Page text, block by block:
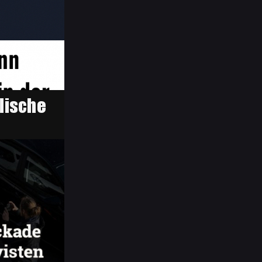
Nägel
Klimaaktivisten verprügelt haben?" "Ja."
die Polizei einen Aktivisten der
dürfen. Einfaches Wegtragen hätte
bei friedlichen Demonstrationen